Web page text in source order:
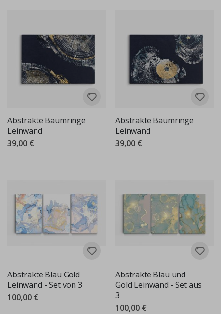
Abstrakte Baumringe
Leinwand
39,00 €
Abstrakte Baumringe
Leinwand
39,00 €
Abstrakte Blau Gold
Leinwand - Set von 3
100,00 €
Abstrakte Blau und
Gold Leinwand - Set aus
3
100,00 €